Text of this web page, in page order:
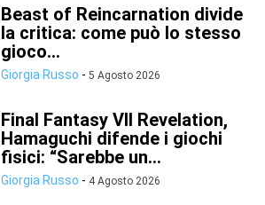
Beast of Reincarnation divide
la critica: come può lo stesso
gioco...
Giorgia Russo - 5 Agosto 2026
Final Fantasy VII Revelation,
Hamaguchi difende i giochi
fisici: “Sarebbe un...
Giorgia Russo - 4 Agosto 2026